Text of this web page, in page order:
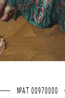
№AT 00970000